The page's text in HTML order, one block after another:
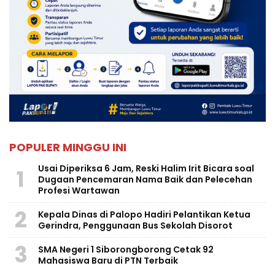
POPULER MINGGU INI
1
Usai Diperiksa 6 Jam, Reski Halim Irit Bicara soal
Dugaan Pencemaran Nama Baik dan Pelecehan
Profesi Wartawan
2
Kepala Dinas di Palopo Hadiri Pelantikan Ketua
Gerindra, Penggunaan Bus Sekolah Disorot
3
SMA Negeri 1 Siborongborong Cetak 92
Mahasiswa Baru di PTN Terbaik